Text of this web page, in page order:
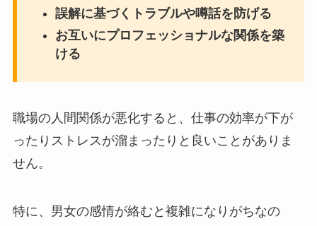
誤解に基づくトラブルや噂話を防げる
お互いにプロフェッショナルな関係を築
ける
職場の人間関係が悪化すると、仕事の効率が下が
ったりストレスが溜まったりと良いことがありま
せん。
特に、男女の感情が絡むと複雑になりがちなの